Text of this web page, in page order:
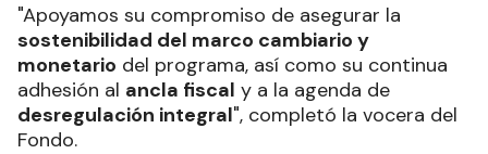
"Apoyamos su compromiso de asegurar la
sostenibilidad del marco cambiario y
monetario del programa, así como su continua
adhesión al ancla fiscal y a la agenda de
desregulación integral", completó la vocera del
Fondo.